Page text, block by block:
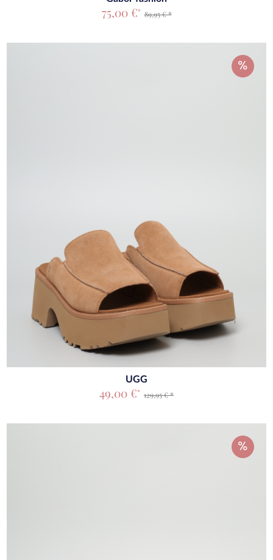
75,00 €* 89,95 € *
UGG
49,00 €* 129,95 € *